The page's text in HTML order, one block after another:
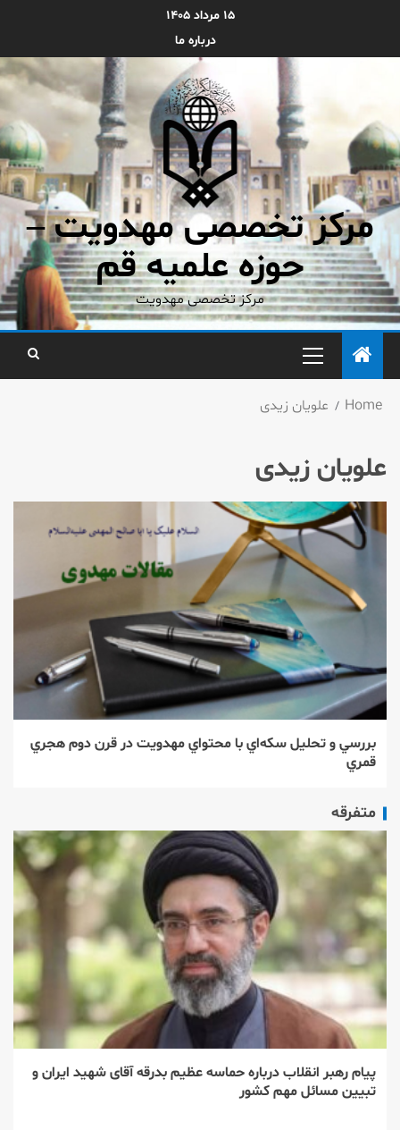
۱۵ مرداد ۱۴۰۵
درباره ما
مرکز تخصصی مهدویت –
حوزه علمیه قم
مرکز تخصصی مهدویت
Home علویان زیدی
علویان زیدی
بررسي و تحليل سكه‌اي با محتواي مهدويت در قرن دوم هجري
قمري
متفرقه
پیام رهبر انقلاب درباره حماسه عظیم بدرقه آقای شهید ایران و
تبیین مسائل مهم کشور